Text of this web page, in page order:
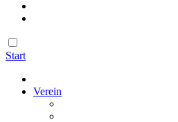
Start
Verein